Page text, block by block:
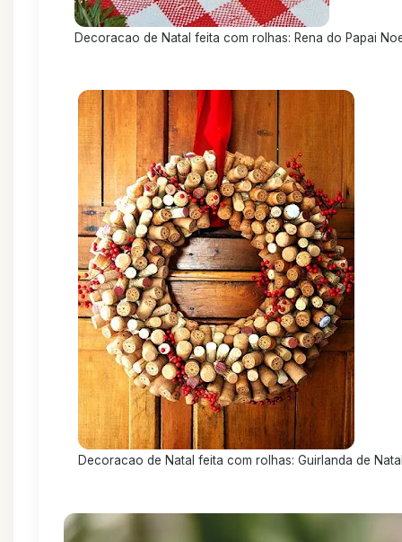
Decoracao de Natal feita com rolhas: Rena do Papai
Decoracao de Natal feita com rolhas: Guirlanda de